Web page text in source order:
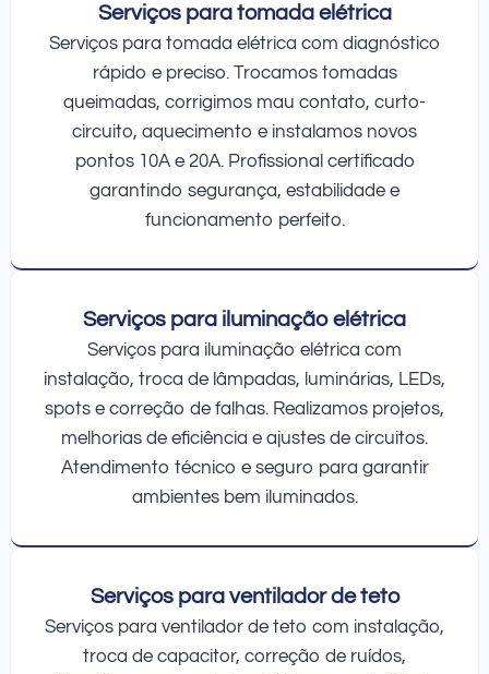
Serviços para tomada elétrica
Serviços para tomada elétrica com diagnóstico
rápido e preciso. Trocamos tomadas
queimadas, corrigimos mau contato, curto-
circuito, aquecimento e instalamos novos
pontos 10A e 20A. Profissional certificado
garantindo segurança, estabilidade e
funcionamento perfeito.
Serviços para iluminação elétrica
Serviços para iluminação elétrica com
instalação, troca de lâmpadas, luminárias, LEDs,
spots e correção de falhas. Realizamos projetos,
melhorias de eficiência e ajustes de circuitos.
Atendimento técnico e seguro para garantir
ambientes bem iluminados.
Serviços para ventilador de teto
Serviços para ventilador de teto com instalação,
troca de capacitor, correção de ruídos,